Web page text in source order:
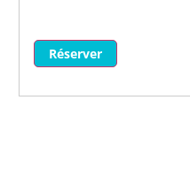
Réserver